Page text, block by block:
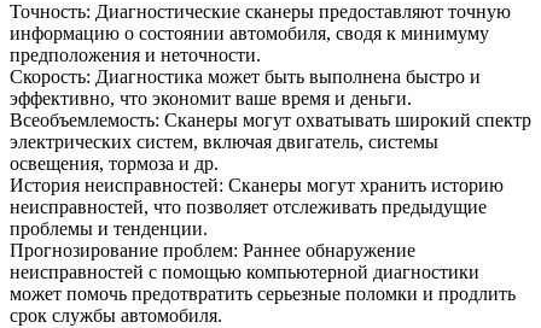
Точность: Диагностические сканеры предоставляют точную
информацию о состоянии автомобиля, сводя к минимуму
предположения и неточности.
Скорость: Диагностика может быть выполнена быстро и
эффективно, что экономит ваше время и деньги.
Всеобъемлемость: Сканеры могут охватывать широкий спектр
электрических систем, включая двигатель, системы
освещения, тормоза и др.
История неисправностей: Сканеры могут хранить историю
неисправностей, что позволяет отслеживать предыдущие
проблемы и тенденции.
Прогнозирование проблем: Раннее обнаружение
неисправностей с помощью компьютерной диагностики
может помочь предотвратить серьезные поломки и продлить
срок службы автомобиля.